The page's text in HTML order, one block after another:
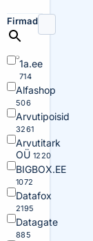
Firmad
1a.ee
714
Alfashop
506
Arvutipoisid
3261
Arvutitark
OÜ 1220
BIGBOX.EE
1072
Datafox
2195
Datagate
885